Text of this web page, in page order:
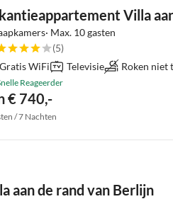
Villa
Max. 10 gasten
(5)
Gratis WiFi
Televisie Roken niet
Reageerder
€ 740,-
/ 7 Nachten
aan de rand van Berlijn